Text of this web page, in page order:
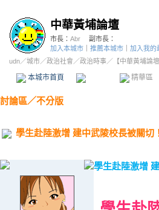
中華黃埔論壇
市長： Abr
副市長：
加入本城市
推薦本城市 加入我的
udn／城市／政治社會 ／政治時事／ 【中華黃埔論
本城市首頁 精華區
討論區／不分版
學生赴陸激增 建中武陵校長被關
學生赴陸激增